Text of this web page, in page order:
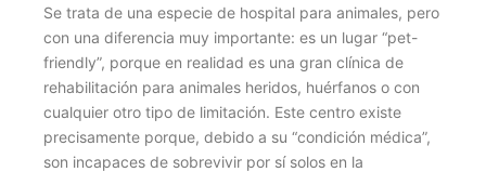
Se trata de una especie de hospital para animales, pero
con una diferencia muy importante: es un lugar “pet-
friendly”, porque en realidad es una gran clínica de
rehabilitación para animales heridos, huérfanos o con
cualquier otro tipo de limitación. Este centro existe
precisamente porque, debido a su “condición médica”,
son incapaces de sobrevivir por sí solos en la